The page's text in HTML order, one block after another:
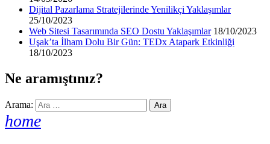
Dijital Pazarlama Stratejilerinde Yenilikçi Yaklaşımlar
25/10/2023
Web Sitesi Tasarımında SEO Dostu Yaklaşımlar 18/10/2023
Uşak’ta İlham Dolu Bir Gün: TEDx Atapark Etkinliği
18/10/2023
Ne aramıştınız?
Arama:
home